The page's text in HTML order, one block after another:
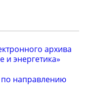
архива
энергетика»
по направлению